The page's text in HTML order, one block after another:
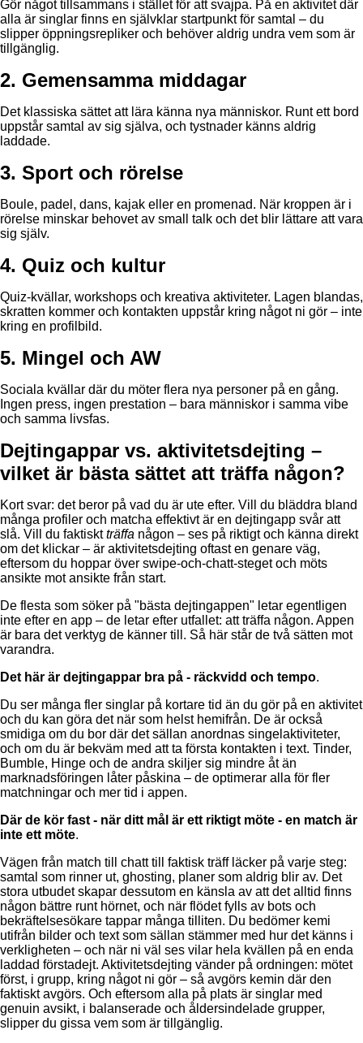
Gör något tillsammans i stället för att svajpa. På en aktivitet där
alla är singlar finns en självklar startpunkt för samtal – du
slipper öppningsrepliker och behöver aldrig undra vem som är
tillgänglig.
2. Gemensamma middagar
Det klassiska sättet att lära känna nya människor. Runt ett bord
uppstår samtal av sig själva, och tystnader känns aldrig
laddade.
3. Sport och rörelse
Boule, padel, dans, kajak eller en promenad. När kroppen är i
rörelse minskar behovet av small talk och det blir lättare att vara
sig själv.
4. Quiz och kultur
Quiz-kvällar, workshops och kreativa aktiviteter. Lagen blandas,
skratten kommer och kontakten uppstår kring något ni gör – inte
kring en profilbild.
5. Mingel och AW
Sociala kvällar där du möter flera nya personer på en gång.
Ingen press, ingen prestation – bara människor i samma vibe
och samma livsfas.
Dejtingappar vs. aktivitetsdejting –
vilket är bästa sättet att träffa någon?
Kort svar: det beror på vad du är ute efter. Vill du bläddra bland
många profiler och matcha effektivt är en dejtingapp svår att
slå. Vill du faktisktträffa någon – ses på riktigt och känna direkt
om det klickar – är aktivitetsdejting oftast en genare väg,
eftersom du hoppar över swipe-och-chatt-steget och möts
ansikte mot ansikte från start.
De flesta som söker på "bästa dejtingappen" letar egentligen
inte efter en app – de letar efter utfallet: att träffa någon. Appen
är bara det verktyg de känner till. Så här står de två sätten mot
varandra.
Det här är dejtingappar bra på - räckvidd och tempo.
Du ser många fler singlar på kortare tid än du gör på en aktivitet
och du kan göra det när som helst hemifrån. De är också
smidiga om du bor där det sällan anordnas singelaktiviteter,
och om du är bekväm med att ta första kontakten i text. Tinder,
Bumble, Hinge och de andra skiljer sig mindre åt än
marknadsföringen låter påskina – de optimerar alla för fler
matchningar och mer tid i appen.
Där de kör fast - när ditt mål är ett riktigt möte - en match är
inte ett möte.
Vägen från match till chatt till faktisk träff läcker på varje steg:
samtal som rinner ut, ghosting, planer som aldrig blir av. Det
stora utbudet skapar dessutom en känsla av att det alltid finns
någon bättre runt hörnet, och när flödet fylls av bots och
bekräftelsesökare tappar många tilliten. Du bedömer kemi
utifrån bilder och text som sällan stämmer med hur det känns i
verkligheten – och när ni väl ses vilar hela kvällen på en enda
laddad förstadejt. Aktivitetsdejting vänder på ordningen: mötet
först, i grupp, kring något ni gör – så avgörs kemin där den
faktiskt avgörs. Och eftersom alla på plats är singlar med
genuin avsikt, i balanserade och åldersindelade grupper,
slipper du gissa vem som är tillgänglig.